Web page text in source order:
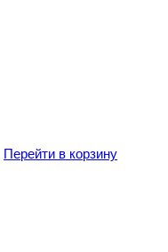
Перейти в корзину